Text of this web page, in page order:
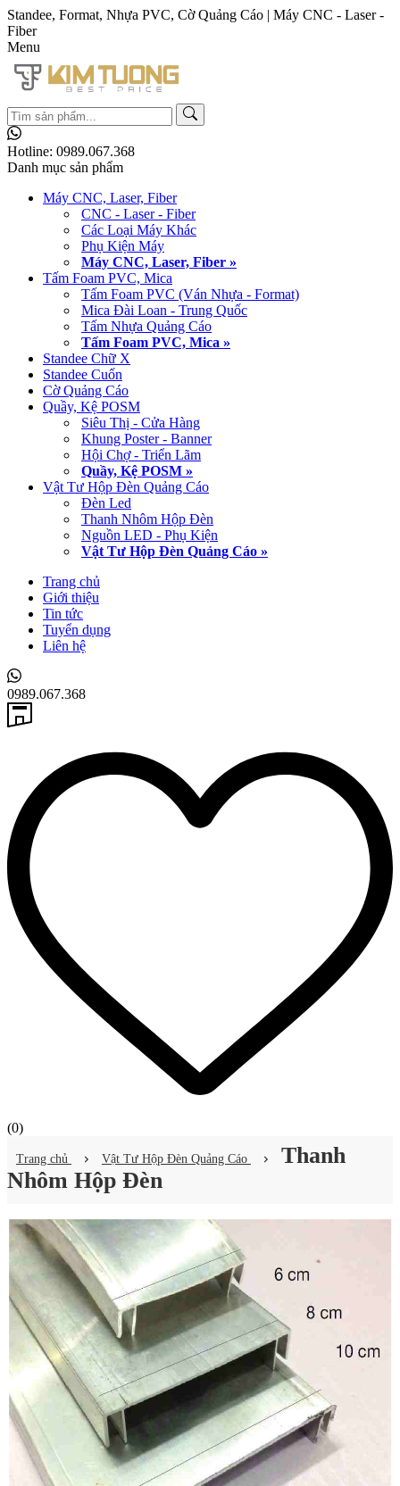
Standee, Format, Nhựa PVC, Cờ Quảng Cáo | Máy CNC - Laser -
Fiber
Menu
Hotline: 0989.067.368
Danh mục sản phẩm
Máy CNC, Laser, Fiber
CNC - Laser - Fiber
Các Loại Máy Khác
Phụ Kiện Máy
Máy CNC, Laser, Fiber »
Tấm Foam PVC, Mica
Tấm Foam PVC (Ván Nhựa - Format)
Mica Đài Loan - Trung Quốc
Tấm Nhựa Quảng Cáo
Tấm Foam PVC, Mica »
Standee Chữ X
Standee Cuốn
Cờ Quảng Cáo
Quầy, Kệ POSM
Siêu Thị - Cửa Hàng
Khung Poster - Banner
Hội Chợ - Triển Lãm
Quầy, Kệ POSM »
Vật Tư Hộp Đèn Quảng Cáo
Đèn Led
Thanh Nhôm Hộp Đèn
Nguồn LED - Phụ Kiện
Vật Tư Hộp Đèn Quảng Cáo »
Trang chủ
Giới thiệu
Tin tức
Tuyển dụng
Liên hệ
0989.067.368
(0)
Trang chủ Vật Tư Hộp Đèn Quảng Cáo
Thanh
Nhôm Hộp Đèn